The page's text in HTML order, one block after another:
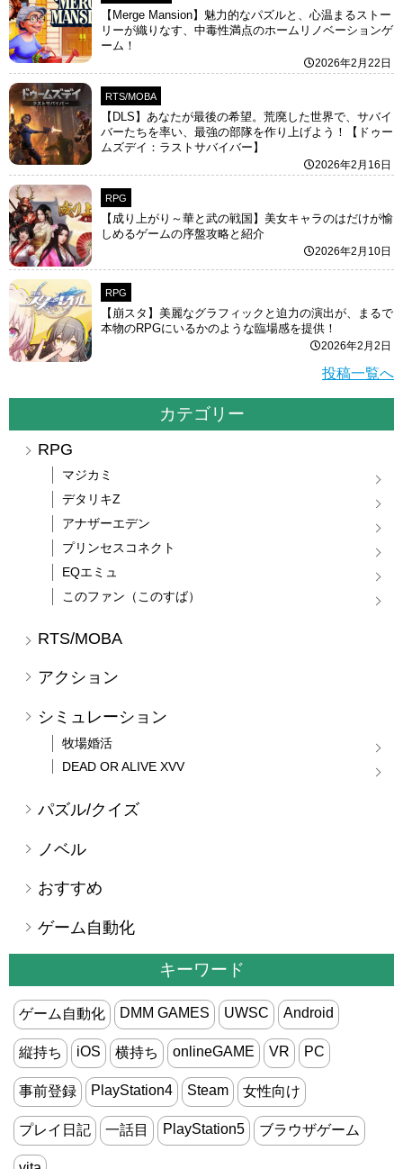
【Merge Mansion】魅力的なパズルと、心温まるストー
リーが織りなす、中毒性満点のホームリノベーションゲ
ーム！
2026年2月22日
RTS/MOBA
【DLS】あなたが最後の希望。荒廃した世界で、サバイ
バーたちを率い、最強の部隊を作り上げよう！【ドゥー
ムズデイ：ラストサバイバー】
2026年2月16日
RPG
【成り上がり～華と武の戦国】美女キャラのはだけが愉
しめるゲームの序盤攻略と紹介
2026年2月10日
RPG
【崩スタ】美麗なグラフィックと迫力の演出が、まるで
本物のRPGにいるかのような臨場感を提供！
2026年2月2日
投稿一覧へ
カテゴリー
RPG
マジカミ
デタリキZ
アナザーエデン
プリンセスコネクト
EQエミュ
このファン（このすば）
RTS/MOBA
アクション
シミュレーション
牧場婚活
DEAD OR ALIVE XVV
パズル/クイズ
ノベル
おすすめ
ゲーム自動化
キーワード
ゲーム自動化 DMM GAMES UWSC Android
縦持ち iOS 横持ち onlineGAME VR PC
事前登録 PlayStation4 Steam 女性向け
プレイ日記 一話目 PlayStation5 ブラウザゲーム